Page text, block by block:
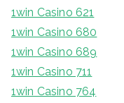
1win Casino 621
1win Casino 680
1win Casino 689
1win Casino 711
1win Casino 764